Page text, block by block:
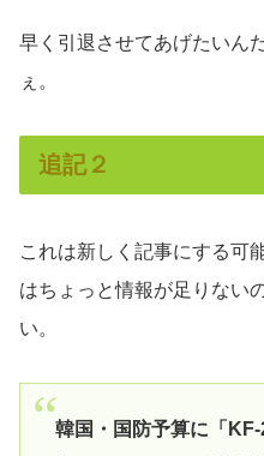
早く引退させてあげたいん
ぇ。
追記２
これは新しく記事にする可
はちょっと情報が足りない
い。
韓国・国防予算に「